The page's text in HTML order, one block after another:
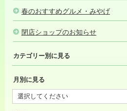
春のおすすめグルメ・みやげ
閉店ショップのお知らせ
カテゴリー別に見る
月別に見る